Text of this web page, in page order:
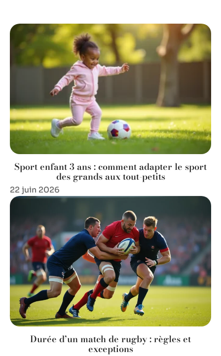
Sport enfant 3 ans : comment adapter le sport
des grands aux tout-petits
22 juin 2026
Durée d’un match de rugby : règles et
exceptions